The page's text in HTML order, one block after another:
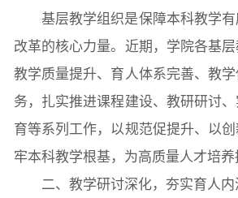
基层教学组织是保障本科教学
改革的核心力量。近期，学院各基
教学质量提升、育人体系完善、教
务，扎实推进课程建设、教研研讨
育等系列工作，以规范促提升、以
牢本科教学根基，为高质量人才培养
二、教学研讨深化，夯实育人内